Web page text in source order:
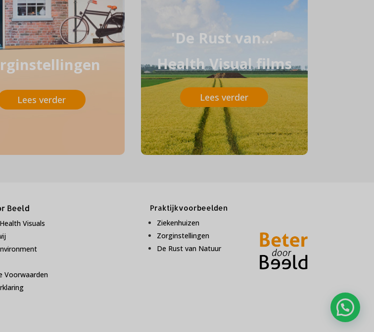
Lees verder
'De Rust van...'
Health Visual films
Lees verder
Beeld
Visuals
Voorwaarden
Praktijkvoorbeelden
Ziekenhuizen
Zorginstellingen
De Rust van Natuur